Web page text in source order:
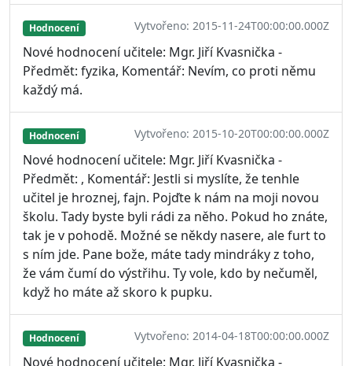
Hodnocení Vytvořeno: 2015-11-24T00:00:00.000Z
Nové hodnocení učitele: Mgr. Jiří Kvasnička -
Předmět: fyzika, Komentář: Nevím, co proti němu
každý má.
Hodnocení Vytvořeno: 2015-10-20T00:00:00.000Z
Nové hodnocení učitele: Mgr. Jiří Kvasnička -
Předmět: , Komentář: Jestli si myslíte, že tenhle
učitel je hroznej, fajn. Pojďte k nám na moji novou
školu. Tady byste byli rádi za něho. Pokud ho znáte,
tak je v pohodě. Možné se někdy nasere, ale furt to
s ním jde. Pane bože, máte tady mindráky z toho,
že vám čumí do výstřihu. Ty vole, kdo by nečuměl,
když ho máte až skoro k pupku.
Hodnocení Vytvořeno: 2014-04-18T00:00:00.000Z
Nové hodnocení učitele: Mgr. Jiří Kvasnička -